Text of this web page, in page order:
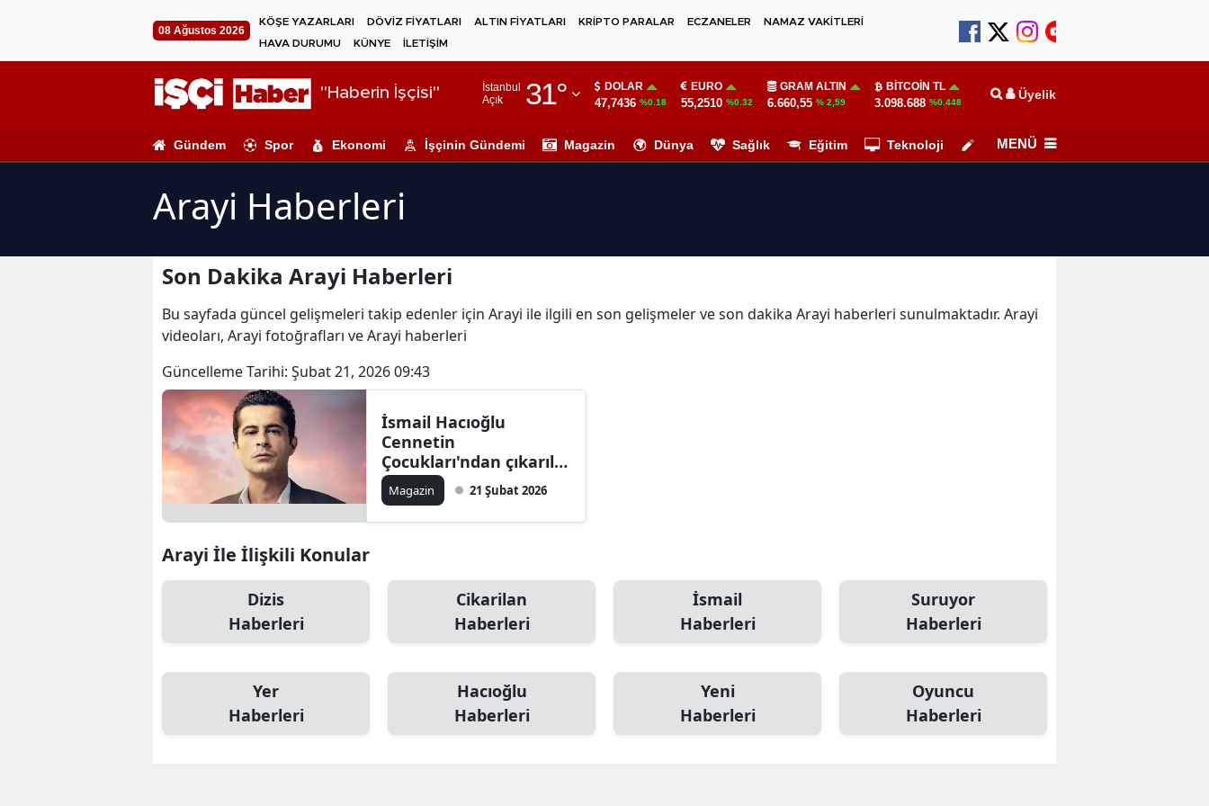
08 Ağustos 2026
KÖŞE YAZARLARI DÖVİZ FİYATLARI ALTIN FİYATLARI KRİPTO PARALAR ECZANELER
NAMAZ VAKİTLERİ
HAVA DURUMU
KÜNYE İLETİŞİM
"Haberin İşçisi"
İstanbul
Açık
31°
Adıyaman
Ağrı
Artvin
Balıkesir
Bilecik
Bingöl
Bitlis
Bursa
Çanakkale
Çankırı
Çorum
DOLAR
47,7436 %0.18
EURO
55,2510 %0.32
GRAM ALTIN
6.660,55 % 2,59
BITCOIN TL
3.098.688 %0.448 Üyelik
Gündem Spor Ekonomi İşçinin Gündemi Magazin Dünya Sağlık Eğitim Teknoloji Köşe Yazarları
MENÜ
Arayi Haberleri
Son Dakika Arayi Haberleri
Bu sayfada güncel gelişmeleri takip edenler için Arayi ile ilgili en son gelişmeler ve son dakika Arayi haberleri sunulmaktadır. Arayi
videoları, Arayi fotoğrafları ve Arayi haberleri
Güncelleme Tarihi: Şubat 21, 2026 09:43
İsmail Hacıoğlu
Cennetin
Çocukları'ndan çıkarıldı
mı, neden çıkarıldı?
Yeni başrol kim olacak?
Magazin 21 Şubat 2026
Arayi İle İlişkili Konular
Dizis
Haberleri
Cikarilan
Haberleri
İsmail
Haberleri
Suruyor
Haberleri
Yer
Haberleri
Hacıoğlu
Haberleri
Yeni
Haberleri
Oyuncu
Haberleri